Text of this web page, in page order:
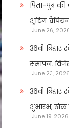
पिता-पुत्र की
शूटिंग
June 26,
36वीं
समापन,
June 23, 2026
36वीं
शुभारंभ, खेल
June 19, 2026